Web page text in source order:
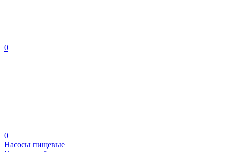
0
0
Насосы пищевые